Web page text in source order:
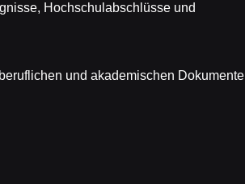
Hochschulabschlüsse und
und akademischen Dokumente